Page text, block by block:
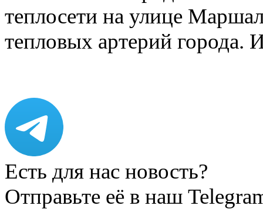
теплосети на улице
тепловых артерий
Есть для нас новость?
Отправьте её в наш